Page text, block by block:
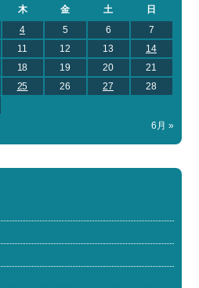
木 金 土
日
4 5 6
7
11 12 13
14
18 19 20
21
25 26 27
28
6月 »